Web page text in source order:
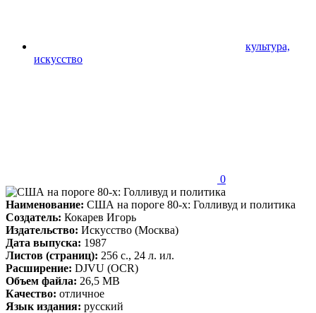
культура,
искусство
0
Наименование: США на пороге 80-х: Голливуд и политика
Создатель: Кокарев Игорь
Издательство: Искусство (Москва)
Дата выпуска: 1987
Листов (страниц): 256 с., 24 л. ил.
Расширение: DJVU (OCR)
Объем файла: 26,5 MB
Качество: отличное
Язык издания: русский